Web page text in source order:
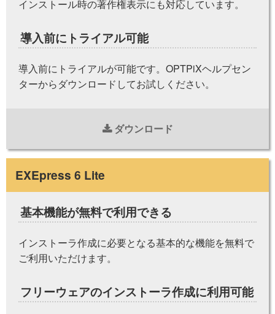
インストール時の著作権表示にも対応しています。
導入前にトライアル可能
導入前にトライアルが可能です。OPTPiXヘルプセン
ターからダウンロードしてお試しください。
ダウンロード
EXEpress 6 Lite
基本機能が無料で利用できる
インストーラ作成に必要となる基本的な機能を無料で
ご利用いただけます。
フリーウェアのインストーラ作成に利用可能